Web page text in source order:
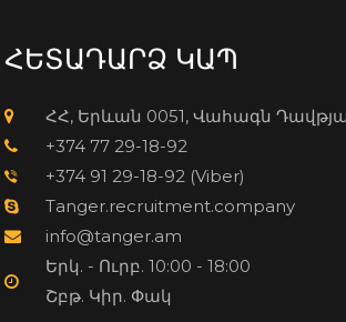
ՀԵՏԱԴԱՐՁ ԿԱՊ
ՀՀ, Երևան 0051, Վահագն
+374 77 29-18-92
+374 91 29-18-92 (Viber)
Tanger.recruitment.company
info@tanger.am
Երկ. - Ուրբ. 10:00 - 18:00
Շբթ. Կիր. Փակ